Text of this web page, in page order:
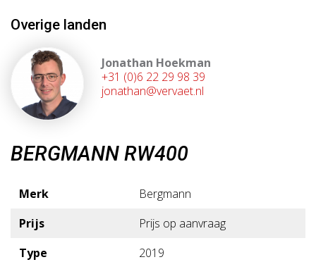
Overige landen
Jonathan Hoekman
+31 (0)6 22 29 98 39
jonathan@vervaet.nl
BERGMANN RW400
Merk
Bergmann
Prijs
Prijs op aanvraag
Type
2019